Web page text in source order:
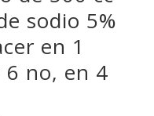
sodio 5%
en 1
6 no, en 4